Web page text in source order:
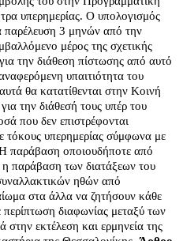
υπερημερίας. O υπολογισμός
παρέλευση 3 μηνών από την
μέρος της σχετικής
την διάθεση πίστωσης από αυτό
υπαιτιότητα του
θα κατατίθενται στην Κοινή
την διάθεσή τους υπέρ του
που δεν επιστρέφονται
τόκους υπερημερίας σύμφωνα με
παράβαση οποιουδήποτε από
παράβαση των διατάξεων του
ηθών από
στα άλλα να ζητήσουν κάθε
περίπτωση διαφωνίας μεταξύ των
εκτέλεση και ερμηνεία της